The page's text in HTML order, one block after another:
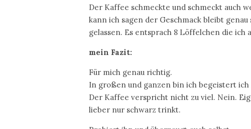
Der Kaffee schmeckte und schmeckt auch
kann ich sagen der Geschmack bleibt
gelassen. Es entsprach 8 Löffelchen die ich
mein Fazit:
Für mich genau richtig.
In großen und ganzen bin ich begeistert
Der Kaffee verspricht nicht zu viel. Nein.
lieber nur schwarz trinkt.